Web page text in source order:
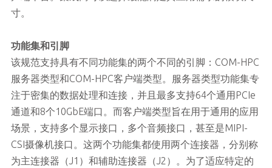
寸。
功能集和引脚
该规范支持具有不同功能集的两个不同的引脚：COM-HPC
服务器类型和COM-HPC客户端类型。服务器类型功能集专
注于密集的数据处理和连接，并且最多支持64个通用PCIe
通道和8个10GbE端口。而客户端类型旨在用于通用的应用
场景，支持多个显示接口，多个音频接口，甚至是MIPI-
CSI摄像机接口。这两个功能集都使用两个连接器，分别称
为主连接器（J1）和辅助连接器（J2）。为了适应特定的